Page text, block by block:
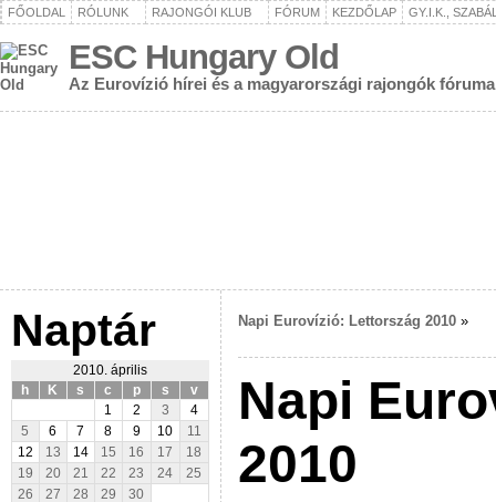
FŐOLDAL RÓLUNK RAJONGÓI KLUB FÓRUM KEZDŐLAP GY.I.K.,
ESC Hungary Old
Az Eurovízió hírei és a magyarországi rajongók fóruma
Naptár
2010. április
h
K s c p s
v
1
2 3
4
5
6 7 8 9 10
11
12
13 14 15 16 17
18
19
20 21 22 23 24
25
26
27 28 29 30
Napi Eurovízió: Lettország 2010 »
Napi
2010